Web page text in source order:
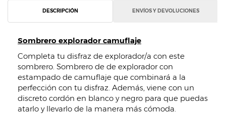
DESCRIPCIÓN ENVÍOS Y DEVOLUCIONES
Sombrero explorador camuflaje
Completa tu disfraz de explorador/a con este
sombrero. Sombrero de de explorador con
estampado de camuflaje que combinará a la
perfección con tu disfraz. Además, viene con un
discreto cordón en blanco y negro para que puedas
atarlo y llevarlo de la manera más cómoda.